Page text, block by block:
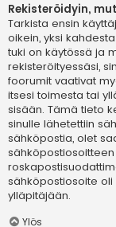
Rekisteröidyin,
Tarkista ensin
oikein, yksi
tuki on käytössä ja
rekisteröityessäsi,
foorumit vaativat
itsesi toimesta tai
sisään. Tämä tieto
sinulle lähetettiin
sähköpostia, olet
sähköpostiosoite
ylläpitäjään.
Ylös